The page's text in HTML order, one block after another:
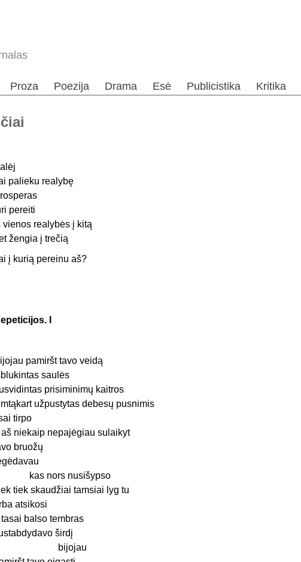
Proza Poezija Drama Esė Publicistika Kritika
palieku realybę
pereiti
vienos realybės į kitą
žengia į trečią
į kurią pereinu aš?
I
pamiršt tavo veidą
saulės
prisiminimų kaitros
užpustytas debesų pusnimis
tirpo
aš niekaip nepajėgiau sulaikyt
bruožų
nors nusišypso
tiek skaudžiai tamsiai lyg tu
atsikosi
tasai balso tembras
širdį